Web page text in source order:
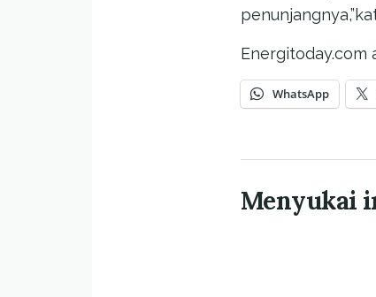
Energitoday.com
WhatsApp
Menyukai